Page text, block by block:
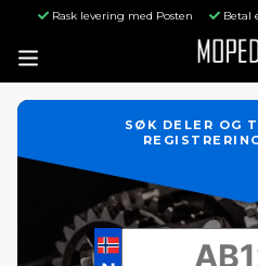
Rask levering med Posten Betal
SØK DELER OG